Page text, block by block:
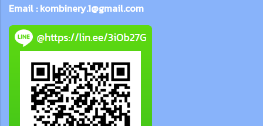
Email : kombinery.1@gmail.com